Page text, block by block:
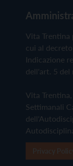
Vita
cui al
Indicazione
dell'art. 5 del
Vita
Settimanali